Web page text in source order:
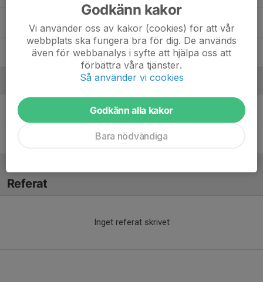
Silas Ulin
Willy Hagman
Johan WislanderTränare
Tränare
Referat
Inget referat skrivet
Godkänn kakor
Vi använder oss av kakor (cookies) för att vår
webbplats ska fungera bra för dig. De används
även för webbanalys i syfte att hjälpa oss att
förbättra våra tjänster.
Så använder vi cookies
Godkänn alla kakor
Bara nödvändiga